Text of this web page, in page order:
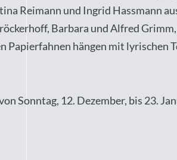
Reimann und Ingrid Hassmann
Barbara und Alfred
hängen mit lyrischen
Sonntag, 12. Dezember, bis 23.